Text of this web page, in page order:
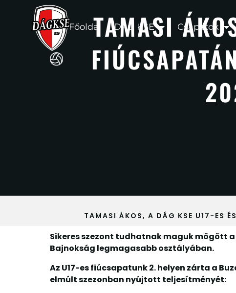
Főoldal DÁG KSE Csapatok
TAMASI
TAMASI ÁKOS, A DÁG KSE U17-ES
Sikeres szezont tudhatnak maguk mögött
Bajnokság legmagasabb osztályában.
Az U17-es fiúcsapatunk 2. helyen zárta a
elmúlt szezonban nyújtott teljesítményét: